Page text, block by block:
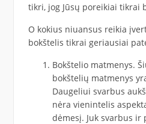
tikri, jog Jūsų poreikiai tikrai
O kokius niuansus reikia
bokštelis tikrai geriausiai
Bokštelio matmenys.
bokštelių matmenys
Daugeliui svarbus
nėra vienintelis
dėmesį. Juk svarbus ir